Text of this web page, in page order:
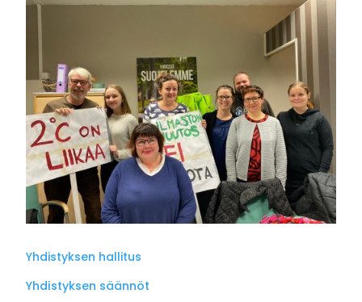
Yhdistyksen hallitus
Yhdistyksen säännöt